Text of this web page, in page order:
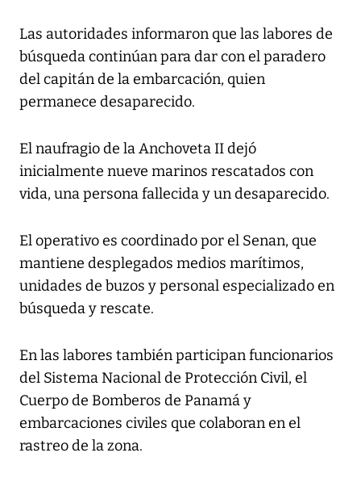
Las autoridades informaron que las labores de
búsqueda continúan para dar con el paradero
del capitán de la embarcación, quien
permanece desaparecido.
El naufragio de la Anchoveta II dejó
inicialmente nueve marinos rescatados con
vida, una persona fallecida y un desaparecido.
El operativo es coordinado por el Senan, que
mantiene desplegados medios marítimos,
unidades de buzos y personal especializado en
búsqueda y rescate.
En las labores también participan funcionarios
del Sistema Nacional de Protección Civil, el
Cuerpo de Bomberos de Panamá y
embarcaciones civiles que colaboran en el
rastreo de la zona.